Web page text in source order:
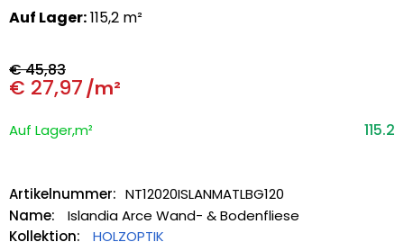
Auf Lager:115,2 m²
€45,83
€ 27,97/m²
Auf Lager,m² 115.2
Artikelnummer: NT12020ISLANMATLBG120
Name:
Islandia Arce Wand- & Bodenfliese
Kollektion:
HOLZOPTIK